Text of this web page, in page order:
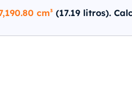
cm³ (17.19 litros).